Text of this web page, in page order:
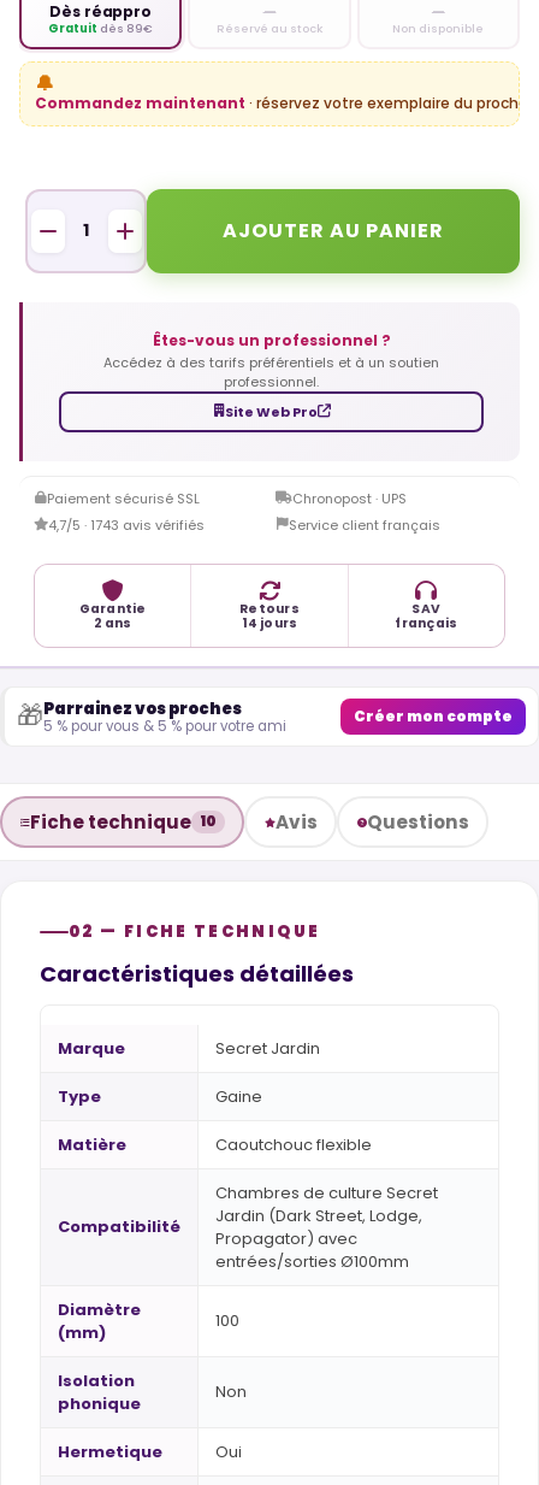
Dès réappro
Gratuit dès 89€
—
Réservé au stock
—
Non disponible
🔔
Commandez maintenant · réservez votre exemplaire du
AJOUTER AU PANIER
Êtes-vous un professionnel ?
Accédez à des tarifs préférentiels et à un soutien
professionnel.
Site Web Pro
Paiement sécurisé SSL
Chronopost · UPS
4,7/5 · 1743 avis vérifiés
Service client français
Garantie
2 ans
Retours
14 jours
SAV
français
🎁Parrainez vos proches
5 % pour vous & 5 % pour votre ami Créer mon compte
Fiche technique 10 Avis Questions
02 — FICHE TECHNIQUE
Caractéristiques détaillées
Marque Secret Jardin
Type Gaine
Matière Caoutchouc flexible
Compatibilité
Chambres de culture Secret
Jardin (Dark Street, Lodge,
Propagator) avec
entrées/sorties Ø100mm
Diamètre
(mm)
100
Isolation
phonique
Non
Hermetique Oui